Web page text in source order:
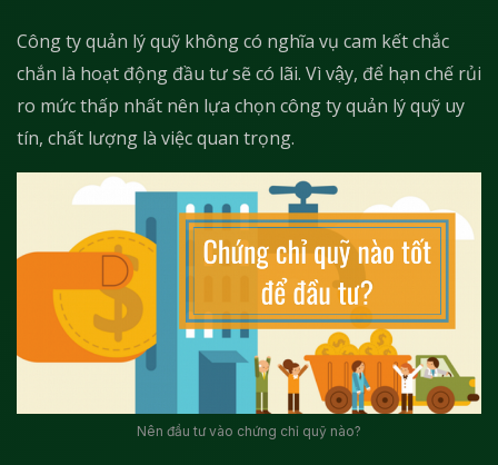
Công ty quản lý quỹ không có nghĩa vụ cam kết chắc
chắn là hoạt động đầu tư sẽ có lãi. Vì vậy, để hạn chế rủi
ro mức thấp nhất nên lựa chọn công ty quản lý quỹ uy
tín, chất lượng là việc quan trọng.
Nên đầu tư vào chứng chỉ quỹ nào?